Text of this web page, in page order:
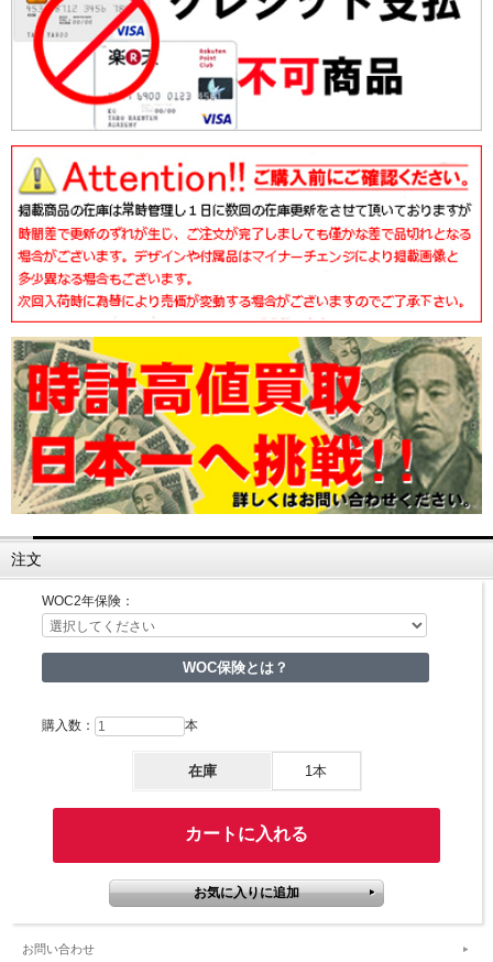
注文
WOC2年保険：
WOC保険とは？
購入数： 本
在庫 1本
お問い合わせ